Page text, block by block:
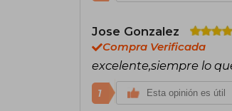
Jose Gonzalez
Compra Verificada
excelente,siempre lo
1 Esta opinión es útil